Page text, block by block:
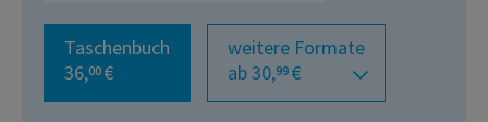
Taschenbuch
36,00 €
weitere Formate
ab 30,99 €